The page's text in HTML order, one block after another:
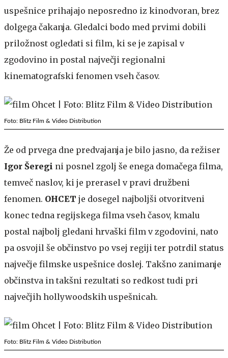
uspešnice prihajajo neposredno iz kinodvoran, brez
dolgega čakanja. Gledalci bodo med prvimi dobili
priložnost ogledati si film, ki se je zapisal v
zgodovino in postal največji regionalni
kinematografski fenomen vseh časov.
Foto: Blitz Film & Video Distribution
Že od prvega dne predvajanja je bilo jasno, da režiser
Igor Šeregi ni posnel zgolj še enega domačega filma,
temveč naslov, ki je prerasel v pravi družbeni
fenomen. OHCET je dosegel najboljši otvoritveni
konec tedna regijskega filma vseh časov, kmalu
postal najbolj gledani hrvaški film v zgodovini, nato
pa osvojil še občinstvo po vsej regiji ter potrdil status
največje filmske uspešnice doslej. Takšno zanimanje
občinstva in takšni rezultati so redkost tudi pri
največjih hollywoodskih uspešnicah.
Foto: Blitz Film & Video Distribution